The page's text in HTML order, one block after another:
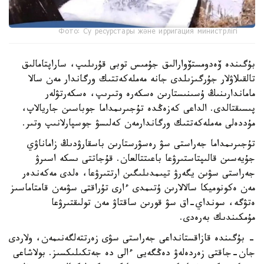
Фото: Су ресурстары және ирригация министрлігі
بۇگىندە ۆەدومستۆوارالىق جۇمىس توبى قۇرىلىپ، ساراپتامالىق
تالقىلاۋلار جۇرگىزىلدى جانە مەملەكەتتىك ورگاندار مەن سالا
ماماندارىنىڭ ۇسىنىستارىن ەسكەرە وتىرىپ، ەسكەرتۋلەر
پىسىقتالدى. الداعى كەزەڭدە تۇجىرىمداما جوباسىن جاريالاپ،
مۇددەلى مەملەكەتتىك ورگاندارمەن كەلىسۋ جوسپارلانىپ وتىر.
تۇجىرىمداما جەراستى سۋ رەسۋرستارىن باسقارۋدىڭ زاماناۋي
جۇيەسىن قالىپتاستىرۋعا باعىتتالعان. قۇجاتتى ىسكە اسىرۋ
جەراستى سۋىن يگەرۋ تيىمدىلىگىن ارتتىرۋعا، ەلدى مەكەندەر
مەن ەكونوميكا سالالارىن ۇتىمدى ءارى تۇراقتى سۋمەن قامتاماسىز
ەتۋگە، سونداي-اق سۋ قورىن ساقتاۋ مەن تولىقتىرۋعا
مۇمكىندىك بەرەدى.
- بۇگىندە قازاقستانداعى جەراستى سۋى زەرتتەلگەنىمەن، ولاردى
جان-جاقتى زەردەلەۋ دەڭگەيى ءالى دە جەتكىلىكسىز. بولاشاعى